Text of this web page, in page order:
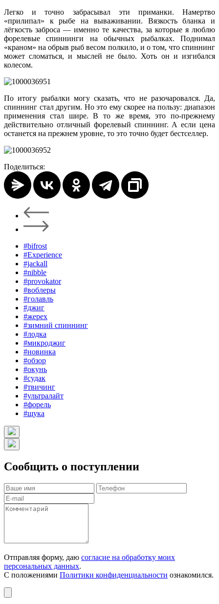
Легко и точно забрасывал эти приманки. Намертво
«прилипал» к рыбе на вываживании. Вязкость бланка и
лёгкость заброса — именно те качества, за которые я люблю
форелевые спиннинги на обычных рыбалках. Поднимал
«краном» на обрыв рыб весом полкило, и о том, что спиннинг
может сломаться, и мыслей не было. Хоть он и изгибался
колесом.
По итогу рыбалки могу сказать, что не разочаровался. Да,
спиннинг стал другим. Но это ему скорее на пользу: диапазон
применения стал шире. В то же время, это по-прежнему
действительно отличный форелевый спиннинг. А если цена
останется на прежнем уровне, то это точно будет бестселлер.
Поделиться:
#bifrost
#Experience
#jackall
#nibble
#provokator
#воблеры
#голавль
#джиг
#жерех
#зимний спиннинг
#лодка
#микроджиг
#новинка
#обзор
#окунь
#судак
#твичинг
#ультралайт
#форель
#щука
Сообщить о поступлении
Отправляя форму, даю согласие на обработку моих
персональных данных.
С положениями Политики конфиденциальности ознакомился.